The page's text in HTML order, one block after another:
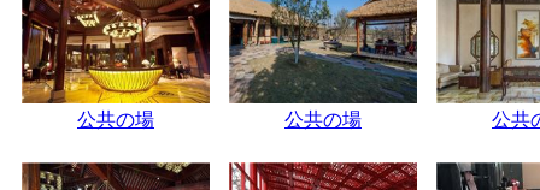
公共の場 公共の場 公共